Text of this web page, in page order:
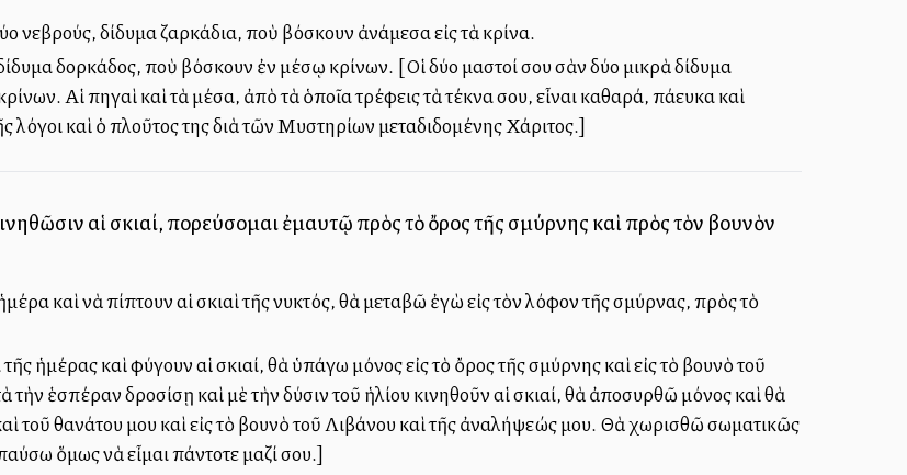
νεβρούς, δίδυμα ζαρκάδια, ποὺ βόσκουν ἀνάμεσα εἰς τὰ κρίνα.
δορκάδος, ποὺ βόσκουν ἐν μέσῳ κρίνων. [Οἱ δύο μαστοί σου σὰν δύο μικρὰ δίδυμα
Αἱ πηγαὶ καὶ τὰ μέσα, ἀπὸ τὰ ὁποῖα τρέφεις τὰ τέκνα σου, εἶναι καθαρά, πάλλευκα καὶ
λόγοι καὶ ὁ πλοῦτος της διὰ τῶν Μυστηρίων μεταδιδομένης Χάριτος.]
αἱ σκιαί, πορεύσομαι ἐμαυτῷ πρὸς τὸ ὄρος τῆς σμύρνης καὶ πρὸς τὸν βουνὸν
καὶ νὰ πίπτουν αἱ σκιαὶ τῆς νυκτός, θὰ μεταβῶ ἐγὼ εἰς τὸν λόφον τῆς σμύρνας, πρὸς τὸ
ἡμέρας καὶ φύγουν αἱ σκιαί, θὰ ὑπάγω μόνος εἰς τὸ ὄρος τῆς σμύρνης καὶ εἰς τὸ βουνὸ τοῦ
ἑσπέραν δροσίσῃ καὶ μὲ τὴν δύσιν τοῦ ἡλίου κινηθοῦν αἱ σκιαί, θὰ ἀποσυρθῶ μόνος καὶ θὰ
τοῦ θανάτου μου καὶ εἰς τὸ βουνὸ τοῦ Λιβάνου καὶ τῆς ἀναλήψεώς μου. Θὰ χωρισθῶ σωματικῶς
ὅμως νὰ εἶμαι πάντοτε μαζί σου.]